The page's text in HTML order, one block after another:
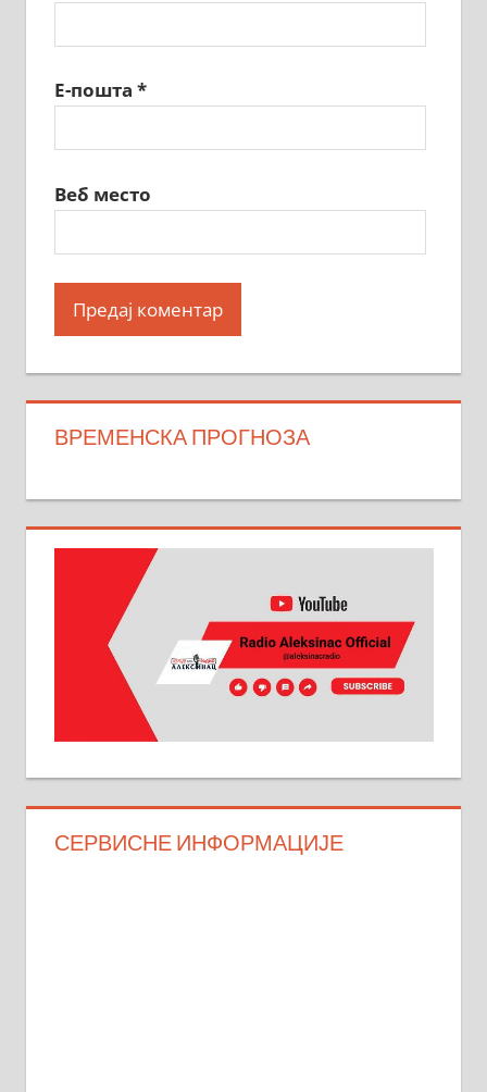
Е-пошта *
Веб место
ВРЕМЕНСКА ПРОГНОЗА
СЕРВИСНЕ ИНФОРМАЦИЈЕ